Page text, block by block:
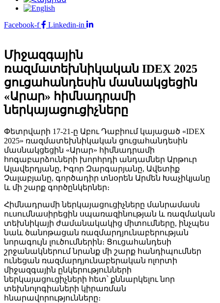
Facebook-f Linkedin-in
Միջազգային
ռազմատեխնիկական IDEX 2025
ցուցահանդեսին մասնակցեցին
«Արար» հիմնադրամի
ներկայացուցիչները
Փետրվարի 17-21-ը Աբու Դաբիում կայացած «IDEX
2025» ռազմատեխնիկական ցուցահանդեսին
մասնակցեցին «Արար» հիմնադրամի
հոգաբարձուների խորհրդի անդամներ Արթուր
Ալավերդյանը, Իգոր Զարգարյանը, Ավետիք
Չալաբյանը, գործադիր տնօրեն Արմեն Խաչիկյանը
և մի շարք գործընկերներ։
Հիմնադրամի ներկայացուցիչները մանրամասն
ուսումնասիրեցին սպառազինության և ռազմական
տեխնիկայի ժամանակակից միտումները, ինչպես
նաև ծանոթացան ռազմարդյունաբերության
նորագույն լուծումներին։ Ցուցահանդեսի
շրջանակներում նրանք մի շարք հանդիպումներ
ունեցան ռազմարդյունաբերական ոլորտի
միջազգային ընկերությունների
ներկայացուցիչների հետ՝ քննարկելու նոր
տեխնոլոգիաների կիրառման
հնարավորությունները։